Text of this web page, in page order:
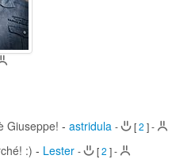
Giuseppe! - astridula - [2 ]-
:) - Lester - [2 ]-